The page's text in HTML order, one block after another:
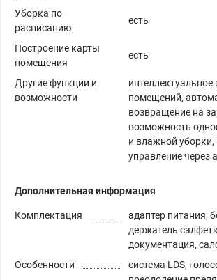
Уборка по
расписанию
есть
Построение карты
помещения
есть
Другие функции и
возможности
помещений,
возвращение на
возможность
и влажной уборки,
управление через
Дополнительная информация
Комплектация
адаптер питания,
держатель
документация,
Особенности
система LDS,